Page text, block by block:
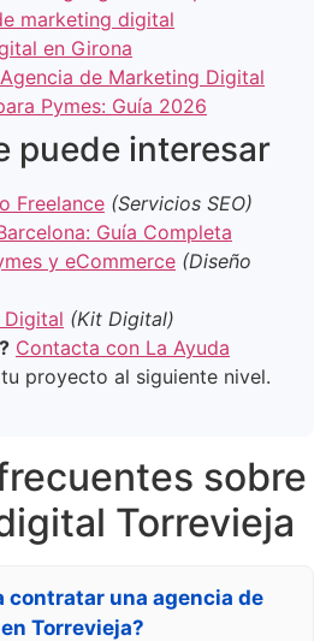
marketing digital
en Girona
de Marketing Digital
Pymes: Guía 2026
puede interesar
Freelance (Servicios SEO)
Guía Completa
y eCommerce (Diseño
Digital (Kit Digital)
Contacta con La Ayuda
proyecto al siguiente nivel.
sobre
Torrevieja
contratar una agencia de
Torrevieja?